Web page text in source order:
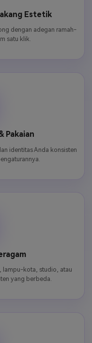
Estetik
dengan adegan ramah-
satu klik.
Pakaian
identitas Anda konsisten
lampu-kota, studio, atau
yang berbeda.